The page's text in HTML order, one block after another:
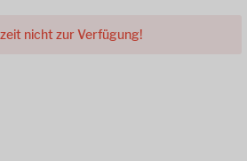
nicht zur Verfügung!